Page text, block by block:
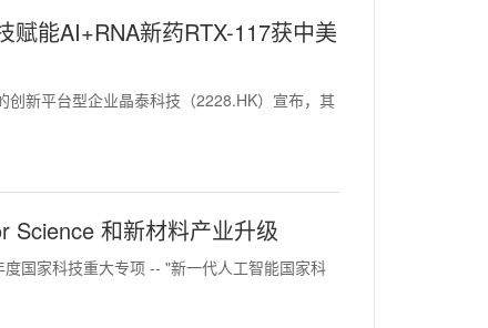
能AI+RNA新药RTX-117获中美
新平台型企业晶泰科技（2228.HK）宣布，其
Science 和新材料产业升级
国家科技重大专项 -- "新一代人工智能国家科